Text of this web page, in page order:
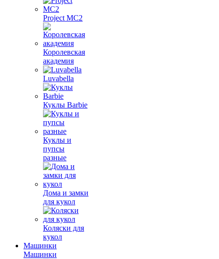
Project MС2
Королевская
академия
Luvabella
Куклы Barbie
Куклы и
пупсы
разные
Дома и замки
для кукол
Коляски для
кукол
Машинки
Машинки